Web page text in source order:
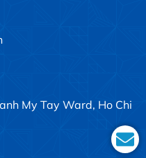
My Tay Ward, Ho Chi